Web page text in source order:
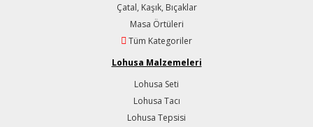
Çatal, Kaşık, Bıçaklar
Masa Örtüleri
Tüm Kategoriler
Lohusa Malzemeleri
Lohusa Seti
Lohusa Tacı
Lohusa Tepsisi